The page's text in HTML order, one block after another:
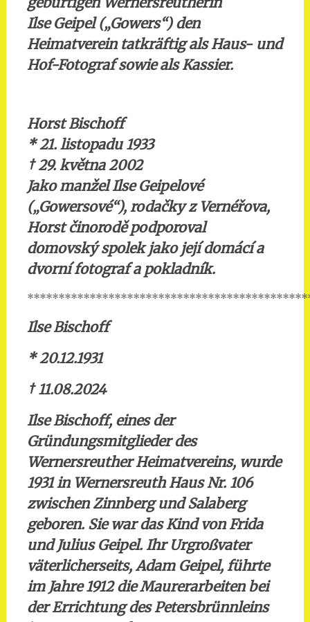
Ilse Geipel („Gowers“) den
Heimatverein tatkräftig als Haus- und
Hof-Fotograf sowie als Kassier.
Horst Bischoff
* 21. listopadu 1933
† 29. května 2002
Jako manžel Ilse Geipelové
(„Gowersové“), rodačky z Vernéřova,
Horst činorodě podporoval
domovský spolek jako její domácí a
dvorní fotograf a pokladník.
Ilse Bischoff
* 20.12.1931
† 11.08.2024
Ilse Bischoff, eines der
Gründungsmitglieder des
Wernersreuther Heimatvereins, wurde
1931 in Wernersreuth Haus Nr. 106
zwischen Zinnberg und Salaberg
geboren. Sie war das Kind von Frida
und Julius Geipel. Ihr Urgroßvater
väterlicherseits, Adam Geipel, führte
im Jahre 1912 die Maurerarbeiten bei
der Errichtung des Petersbrünnleins